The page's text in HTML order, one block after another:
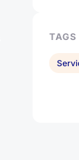
TAGS